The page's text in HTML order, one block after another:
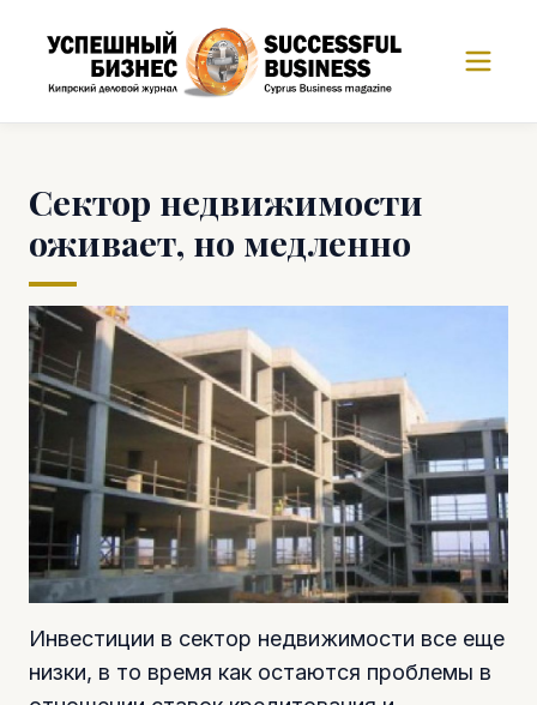
Сектор недвижимости
оживает, но медленно
Инвестиции в сектор недвижимости все еще
низки, в то время как остаются проблемы в